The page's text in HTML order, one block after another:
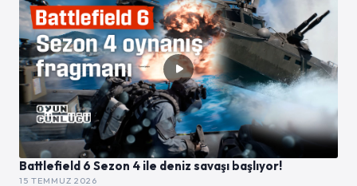
Battlefield 6 Sezon 4 ile deniz savaşı başlıyor!
15 TEMMUZ 2026